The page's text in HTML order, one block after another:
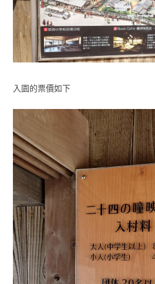
入園的票價如下